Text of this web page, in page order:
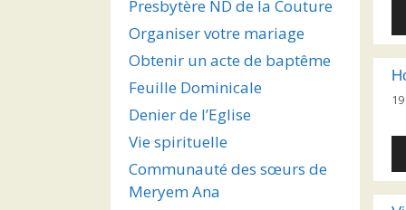
Presbytère ND de la Couture
Organiser votre mariage
Obtenir un acte de baptême
Feuille Dominicale
Denier de l’Eglise
Vie spirituelle
Communauté des sœurs de
Meryem Ana